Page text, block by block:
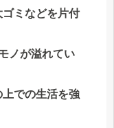
ミなどを片付
ノが溢れてい
での生活を強